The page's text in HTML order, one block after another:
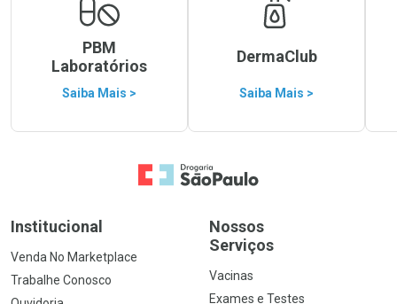
PBM
Laboratórios
Saiba Mais >
DermaClub
Saiba Mais >
Ir para a Home
Institucional
Venda No Marketplace
Trabalhe Conosco
Nossos
Serviços
Vacinas
Exames e Testes